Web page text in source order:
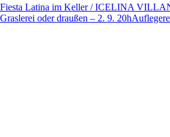
Fiesta Latina im Keller / ICELINA
Graslerei oder draußen – 2. 9. 20h